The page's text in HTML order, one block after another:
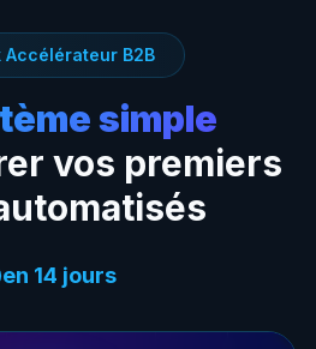
Accélérateur B2B
simple
vos premiers
en 14 jours